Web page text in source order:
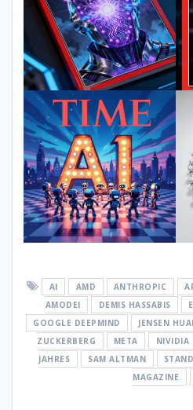
AI AMD ANTHROPIC
AMODEI
DEMIS HASSABIS
GOOGLE DEEPMIND
JENSEN
ZUCKERBERG
META NIVIDIA
JAHRES
SAM ALTMAN
MAGAZINE